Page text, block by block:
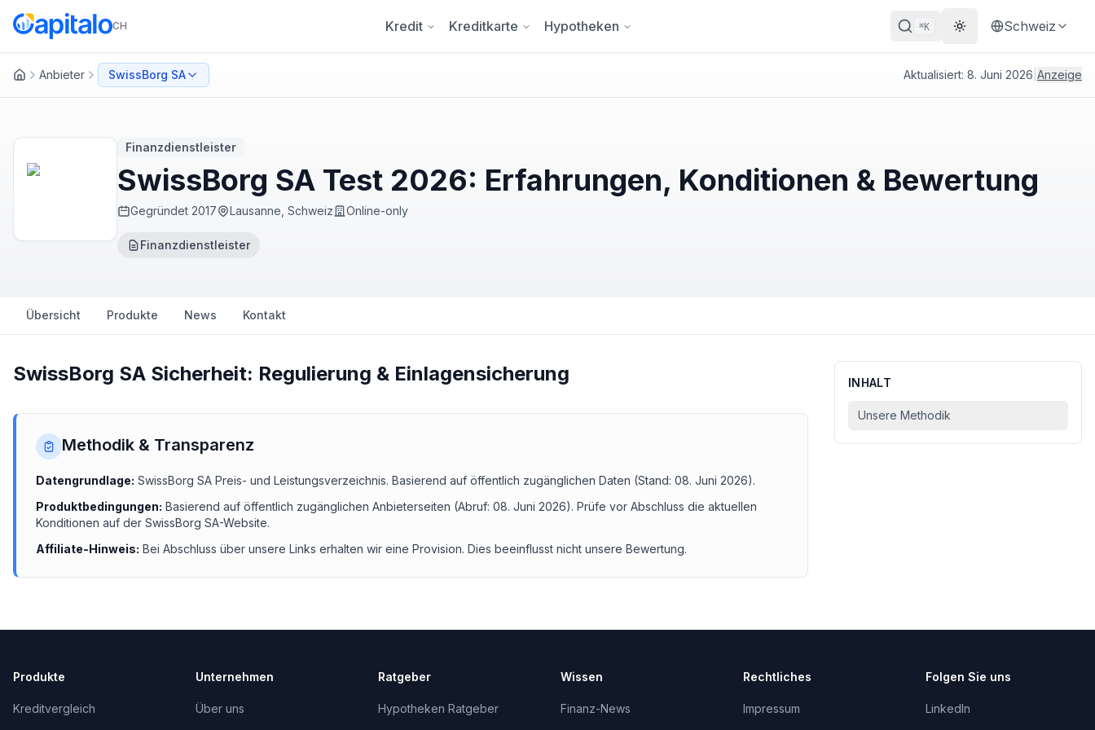
CH Kredit Kreditkarte Hypotheken ⌘K Theme wechseln
Schweiz
Anbieter SwissBorg SA Aktualisiert: 8. Juni 2026 Anzeige
Finanzdienstleister
SwissBorg SA Test 2026: Erfahrungen, Konditionen & Bewertung
Gegründet 2017 Lausanne, Schweiz Online-only
Finanzdienstleister
Übersicht Produkte News Kontakt
SwissBorg SA Sicherheit: Regulierung & Einlagensicherung
Methodik & Transparenz
Datengrundlage: SwissBorg SA Preis- und Leistungsverzeichnis. Basierend auf öffentlich zugänglichen Daten (Stand: 08. Juni 2026).
Produktbedingungen: Basierend auf öffentlich zugänglichen Anbieterseiten (Abruf: 08. Juni 2026). Prüfe vor Abschluss die aktuellen
Konditionen auf der SwissBorg SA-Website.
Affiliate-Hinweis: Bei Abschluss über unsere Links erhalten wir eine Provision. Dies beeinflusst nicht unsere Bewertung.
INHALT
Unsere Methodik
Produkte
Kreditvergleich
Unternehmen
Über uns
Ratgeber
Hypotheken Ratgeber
Wissen
Finanz-News
Rechtliches
Impressum
Folgen Sie uns
LinkedIn